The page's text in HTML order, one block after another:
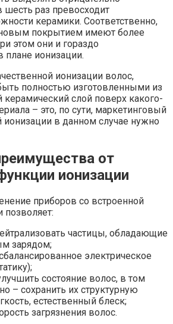
раз превосходит
керамики. Соответственно,
покрытием имеют более
этом они и гораздо
плане ионизации.
ионизации волос,
полностью изготовленными из
слой поверх какого-
– это, по сути, маркетинговый
ионизации в данном случае нужно
от
ионизации
приборов со встроенной
позволяет:
частицы, обладающие
зарядом;
электрическое
состояние волос, в том
– сохранить их структурную
естественный блеск;
загрязнения волос.